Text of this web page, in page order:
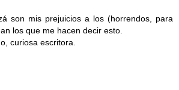
son mis prejuicios a los (horrendos, para
los que me hacen decir esto.
curiosa escritora.